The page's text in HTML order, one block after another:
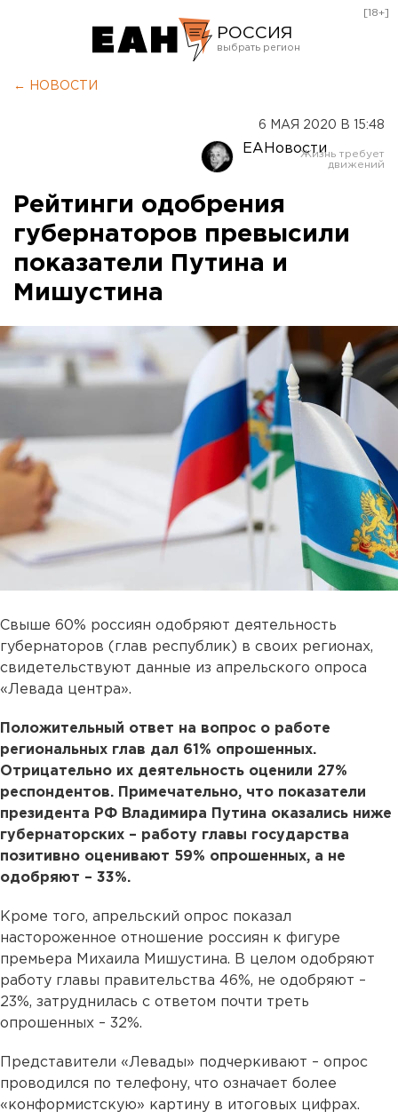
РОССИЯ
Оренбург
[18+]
← НОВОСТИ
6 МАЯ 2020 В 15:48
ЕАНовости
Рейтинги одобрения
губернаторов превысили
показатели Путина и
Мишустина
Свыше 60% россиян одобряют деятельность
губернаторов (глав республик) в своих регионах,
свидетельствуют данные из апрельского опроса
«Левада центра».
Положительный ответ на вопрос о работе
региональных глав дал 61% опрошенных.
Отрицательно их деятельность оценили 27%
респондентов. Примечательно, что показатели
президента РФ Владимира Путина оказались ниже
губернаторских – работу главы государства
позитивно оценивают 59% опрошенных, а не
одобряют – 33%.
Кроме того, апрельский опрос показал
настороженное отношение россиян к фигуре
премьера Михаила Мишустина. В целом одобряют
работу главы правительства 46%, не одобряют –
23%, затруднилась с ответом почти треть
опрошенных – 32%.
Представители «Левады» подчеркивают – опрос
проводился по телефону, что означает более
«конформистскую» картину в итоговых цифрах.